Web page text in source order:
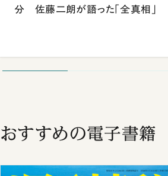
分 佐藤二朗が語った「全真相」
おすすめの電子書籍